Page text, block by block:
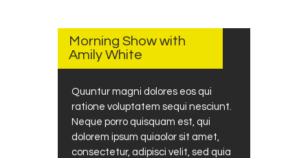
2017
Morning Show with
Amily White
Quuntur magni dolores eos qui
ratione voluptatem sequi nesciunt.
Neque porro quisquam est, qui
dolorem ipsum quiaolor sit amet,
consectetur, adipisci velit, sed quia